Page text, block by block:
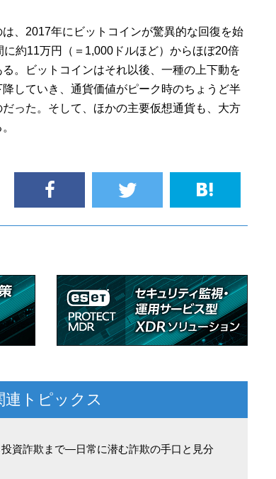
、2017年にビットコインが驚異的な回復を始
約11万円（＝1,000ドルほど）からほぼ20倍
。ビットコインはそれ以後、一種の上下動を
していき、通貨価値がピーク時のちょうど半
った。そして、ほかの主要仮想通貨も、大方
連トピックス
資詐欺まで―日常に潜む詐欺の手口と見分